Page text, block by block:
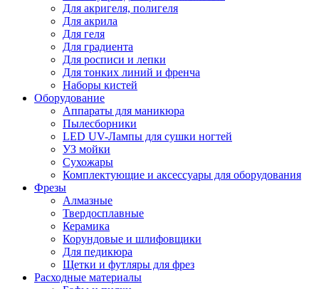
Для акригеля, полигеля
Для акрила
Для геля
Для градиента
Для росписи и лепки
Для тонких линий и френча
Наборы кистей
Оборудование
Аппараты для маникюра
Пылесборники
LED UV-Лампы для сушки ногтей
УЗ мойки
Сухожары
Комплектующие и аксессуары для оборудования
Фрезы
Алмазные
Твердосплавные
Керамика
Корундовые и шлифовщики
Для педикюра
Щетки и футляры для фрез
Расходные материалы